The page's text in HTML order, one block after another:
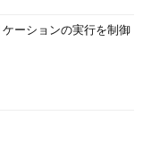
きます。
なる方は、ぜひチェ
ーションの実行を制御